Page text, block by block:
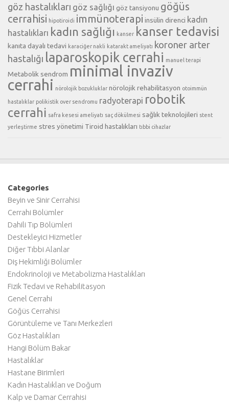
göz hastalıkları göz sağlığı göz tansiyonu göğüs
cerrahisi hipotiroidi immünoterapi insülin direnci kadın
hastalıkları kadın sağlığı kanser kanser tedavisi
kanıta dayalı tedavi karaciğer nakli katarakt ameliyatı koroner arter
hastalığı laparoskopik cerrahi manuel terapi
Metabolik sendrom minimal invaziv
cerrahi nörolojik bozukluklar nörolojik rehabilitasyon otoimmün
hastalıklar polikistik over sendromu radyoterapi robotik
cerrahi safra kesesi ameliyatı saç dökülmesi sağlık teknolojileri stent
yerleştirme stres yönetimi Tiroid hastalıkları tıbbi cihazlar
Categories
Beyin ve Sinir Cerrahisi
Cerrahi Bölümler
Dahili Tıp Bölümleri
Destekleyici Hizmetler
Diğer Tıbbi Alanlar
Diş Hekimliği Bölümler
Endokrinoloji ve Metabolizma Hastalıkları
Fizik Tedavi ve Rehabilitasyon
Genel Cerrahi
Göğüs Cerrahisi
Görüntüleme ve Tanı Merkezleri
Göz Hastalıkları
Hangi Bölüm Bakar
Hastalıklar
Hastane Birimleri
Kadın Hastalıkları ve Doğum
Kalp ve Damar Cerrahisi